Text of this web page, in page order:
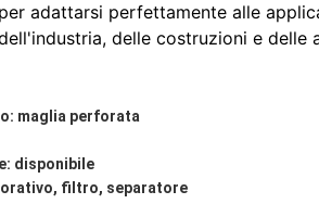
adattarsi perfettamente alle
delle costruzioni e delle
maglia perforata
disponibile
filtro, separatore